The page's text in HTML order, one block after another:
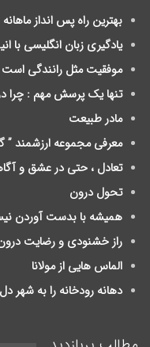
بهترین راه پس انداز
یادگیری زبان انگلیسی با
موفقیت مثل رانندگی است
تنها یک پرسش مهم : چرا
مادر طبیعت
معرفی مجموعه ارزشمند ”
تعادل ، حتی در عشق و
تحول درون
ﻫﻤﯿﺸﻪ ﺑﺎ ﺑﺪﺳﺖ ﺁﻭﺭﺩﻥ
راز خشنودی و رضایت
الماس هایی از مولانا
دهانه رودخانه را به شهر